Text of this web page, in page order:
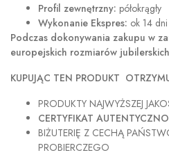
Profil zewnętrzny: półokrągły
Wykonanie Ekspres: ok 14
Podczas dokonywania zakupu w
europejskich rozmiarów jubilerskich
KUPUJĄC TEN PRODUKT
PRODUKTY NAJWYŻSZEJ
CERTYFIKAT
BIŻUTERIĘ Z CECHĄ
PROBIERCZEGO